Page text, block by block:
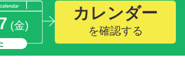
(金)
カレンダー
を確認する